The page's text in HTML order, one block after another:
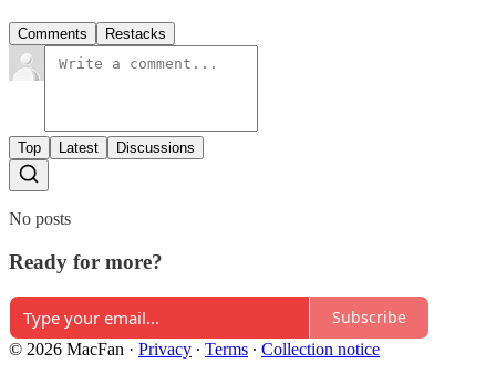
Comments Restacks
Top Latest Discussions
No posts
Ready for more?
Subscribe
© 2026 MacFan · Privacy ∙ Terms ∙ Collection notice